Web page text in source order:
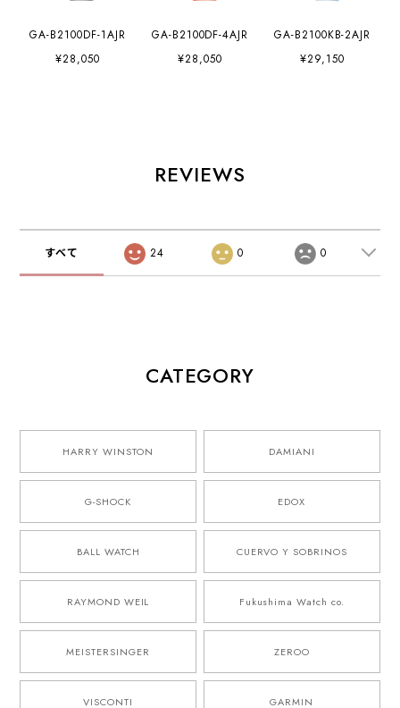
GA-B2100DF-1AJR
¥28,050
GA-B2100DF-4AJR
¥28,050
GA-B2100KB-2AJR
¥29,150
REVIEWS
すべて 24 0 0
CATEGORY
HARRY WINSTON DAMIANI
G-SHOCK EDOX
BALL WATCH CUERVO Y SOBRINOS
RAYMOND WEIL Fukushima Watch co.
MEISTERSINGER ZEROO
VISCONTI GARMIN